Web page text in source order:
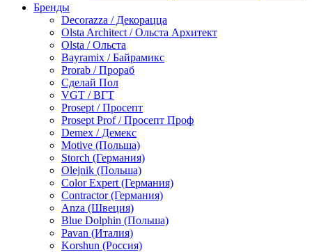
по металлу
антикорозийные
под декоративные штукатурки
для гипсокартона
под штукатурку
Герметик
акриловые
силиконовые универсальные, нейтральные
силиконовые санитарные (антигрибковые)
шовные для срубов
для кровли
для каминов
полиуретановые
Декоративные штукатурки и краски
краски для декора, патина
мокрый шелк
венецианские (эффект мрамора)
песок (эффект песчаных вихрей)
декоративная шпаклевка
Бренды
Decorazza / Декорацца
Olsta Architect / Ольста Архитект
Olsta / Ольста
Bayramix / Байрамикс
Prorab / Прораб
Сделай Пол
VGT / ВГТ
Prosept / Просепт
Prosept Prof / Просепт Проф
Demex / Демекс
Motive (Польша)
Storch (Германия)
Olejnik (Польша)
Color Expert (Германия)
Contractor (Германия)
Anza (Швеция)
Blue Dolphin (Польша)
Pavan (Италия)
Korshun (Россия)